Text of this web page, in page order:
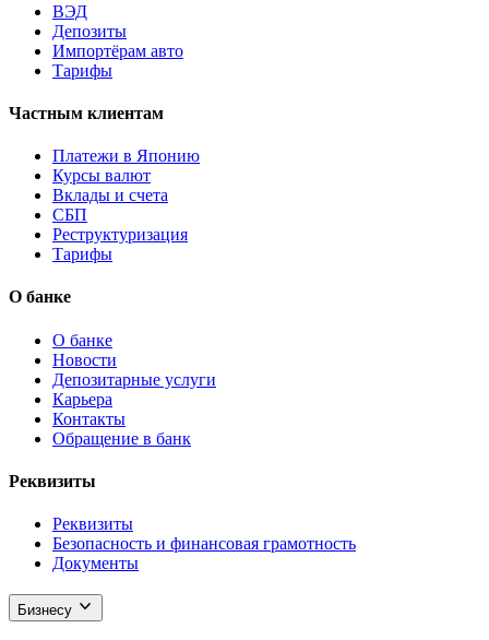
ВЭД
Депозиты
Импортёрам авто
Тарифы
Частным клиентам
Платежи в Японию
Курсы валют
Вклады и счета
СБП
Реструктуризация
Тарифы
О банке
О банке
Новости
Депозитарные услуги
Карьера
Контакты
Обращение в банк
Реквизиты
Реквизиты
Безопасность и финансовая грамотность
Документы
Бизнесу